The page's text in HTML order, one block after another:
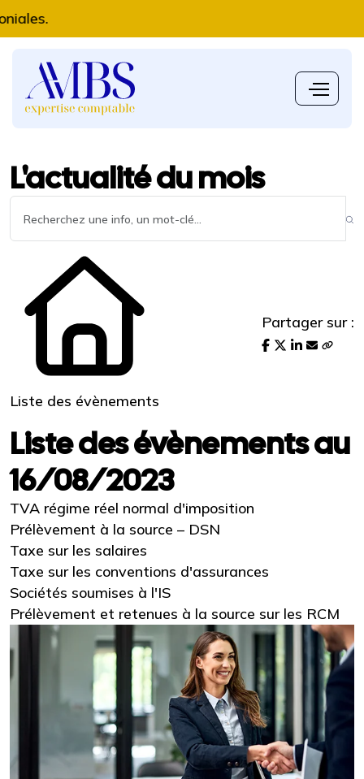
L'actualité du mois
Liste des évènements
Partager sur :
Liste des évènements au
16/08/2023
TVA régime réel normal d'imposition
Prélèvement à la source – DSN
Taxe sur les salaires
Taxe sur les conventions d'assurances
Sociétés soumises à l'IS
Prélèvement et retenues à la source sur les RCM